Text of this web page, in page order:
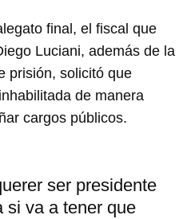
final, el fiscal que
Luciani, además de la
prisión, solicitó que
de manera
cargos públicos.
ser presidente
si va a tener que